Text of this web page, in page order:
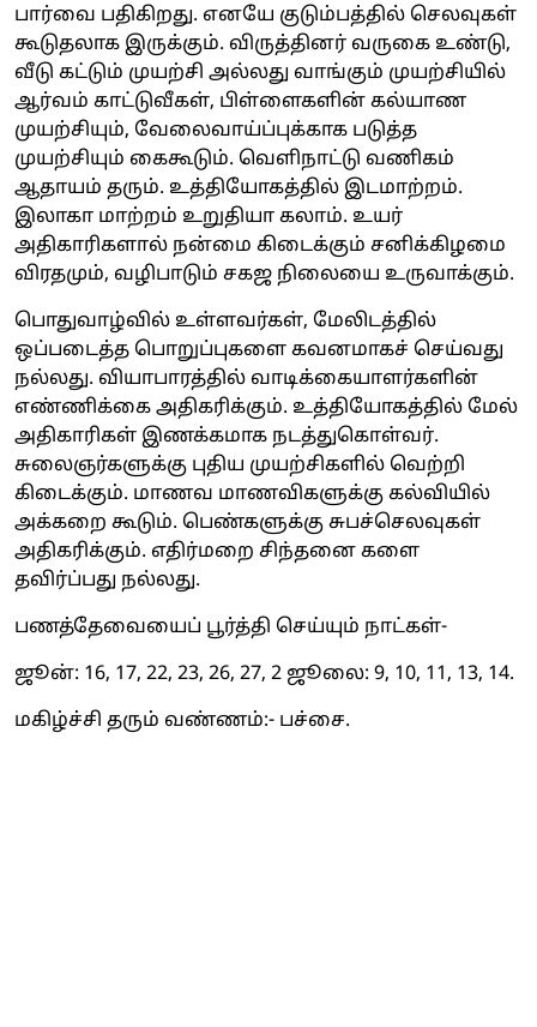
பார்வை பதிகிறது. எனயே குடும்பத்தில் செலவுகள்
கூடுதலாக இருக்கும். விருத்தினர் வருகை உண்டு,
வீடு கட்டும் முயற்சி அல்லது வாங்கும் முயற்சியில்
ஆர்வம் காட்டுவீகள், பிள்ளைகளின் கல்யாண
முயற்சியும், வேலைவாய்ப்புக்காக படுத்த
முயற்சியும் கைகூடும். வெளிநாட்டு வணிகம்
ஆதாயம் தரும். உத்தியோகத்தில் இடமாற்றம்.
இலாகா மாற்றம் உறுதியா கலாம். உயர்
அதிகாரிகளால் நன்மை கிடைக்கும் சனிக்கிழமை
விரதமும், வழிபாடும் சகஜ நிலையை உருவாக்கும்.
பொதுவாழ்வில் உள்ளவர்கள், மேலிடத்தில்
ஒப்படைத்த பொறுப்புகளை கவனமாகச் செய்வது
நல்லது. வியாபாரத்தில் வாடிக்கையாளர்களின்
எண்ணிக்கை அதிகரிக்கும். உத்தியோகத்தில் மேல்
அதிகாரிகள் இணக்கமாக நடத்துகொள்வர்.
சுலைஞர்களுக்கு புதிய முயற்சிகளில் வெற்றி
கிடைக்கும். மாணவ மாணவிகளுக்கு கல்வியில்
அக்கறை கூடும். பெண்களுக்கு சுபச்செலவுகள்
அதிகரிக்கும். எதிர்மறை சிந்தனை களை
தவிர்ப்பது நல்லது.
பணத்தேவையைப் பூர்த்தி செய்யும் நாட்கள்-
ஜூன்: 16, 17, 22, 23, 26, 27, 2 ஜூலை: 9, 10, 11, 13, 14.
மகிழ்ச்சி தரும் வண்ணம்:- பச்சை.